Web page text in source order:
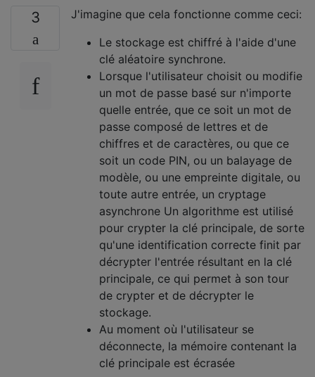
3
J'imagine que cela fonctionne comme ceci:
Le stockage est chiffré à l'aide d'une
clé aléatoire synchrone.
Lorsque l'utilisateur choisit ou modifie
un mot de passe basé sur n'importe
quelle entrée, que ce soit un mot de
passe composé de lettres et de
chiffres et de caractères, ou que ce
soit un code PIN, ou un balayage de
modèle, ou une empreinte digitale, ou
toute autre entrée, un cryptage
asynchrone Un algorithme est utilisé
pour crypter la clé principale, de sorte
qu'une identification correcte finit par
décrypter l'entrée résultant en la clé
principale, ce qui permet à son tour
de crypter et de décrypter le
stockage.
Au moment où l'utilisateur se
déconnecte, la mémoire contenant la
clé principale est écrasée